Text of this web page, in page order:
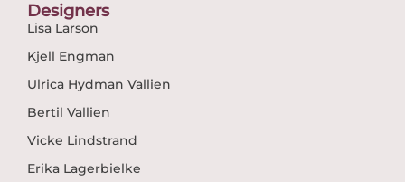
Designers
Lisa Larson
Kjell Engman
Ulrica Hydman Vallien
Bertil Vallien
Vicke Lindstrand
Erika Lagerbielke